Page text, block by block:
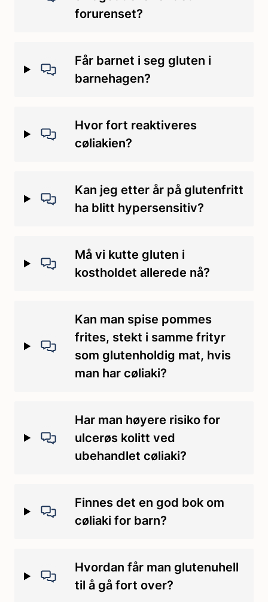
forurenset?
Får barnet i seg gluten i
barnehagen?
Hvor fort reaktiveres
cøliakien?
Kan jeg etter år på glutenfritt
ha blitt hypersensitiv?
Må vi kutte gluten i
kostholdet allerede nå?
Kan man spise pommes
frites, stekt i samme frityr
som glutenholdig mat, hvis
man har cøliaki?
Har man høyere risiko for
ulcerøs kolitt ved
ubehandlet cøliaki?
Finnes det en god bok om
cøliaki for barn?
Hvordan får man glutenuhell
til å gå fort over?